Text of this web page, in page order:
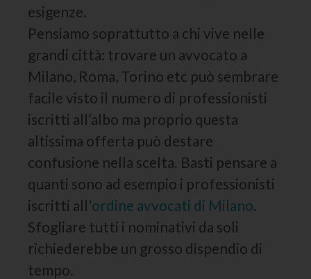
esigenze.
Pensiamo soprattutto a chi vive nelle
grandi città: trovare un avvocato a
Milano, Roma, Torino etc può sembrare
facile visto il numero di professionisti
iscritti all’albo ma proprio questa
altissima offerta può destare
confusione nella scelta. Basti pensare a
quanti sono ad esempio i professionisti
iscritti all'ordine avvocati di Milano.
Sfogliare tutti i nominativi da soli
richiederebbe un grosso dispendio di
tempo.